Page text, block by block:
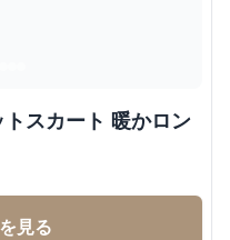
スカート 暖かロン
見る